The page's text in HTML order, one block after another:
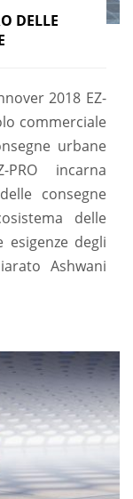
DELLE
2018 EZ-
commerciale
urbane
PRO incarna
consegne
delle
degli
Ashwani